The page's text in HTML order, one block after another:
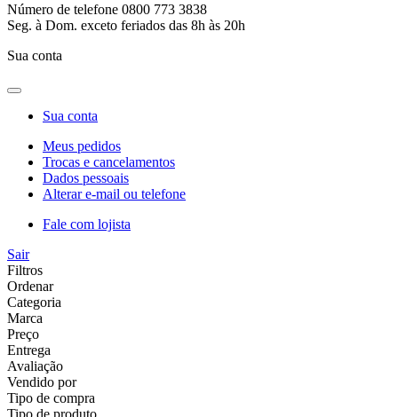
Número de telefone 0800 773 3838
Seg. à Dom. exceto feriados das 8h às 20h
Sua conta
Sua conta
Meus pedidos
Trocas e cancelamentos
Dados pessoais
Alterar e-mail ou telefone
Fale com lojista
Sair
Filtros
Ordenar
Categoria
Marca
Preço
Entrega
Avaliação
Vendido por
Tipo de compra
Tipo de produto